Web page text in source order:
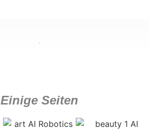
.
Einige Seiten